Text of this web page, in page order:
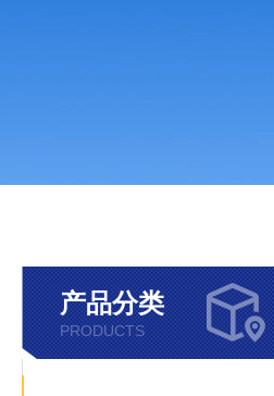
产品分类
PRODUCTS